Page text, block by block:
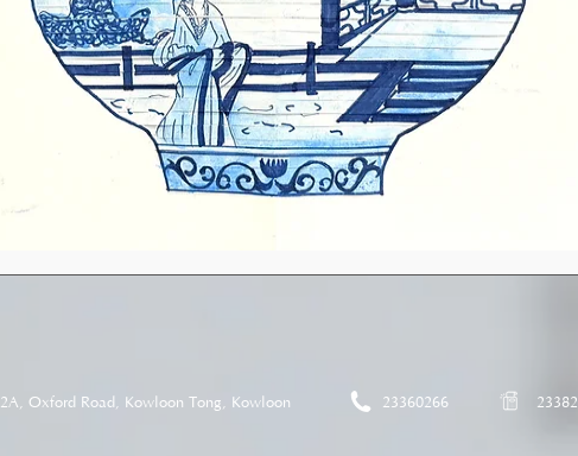
2A, Oxford Road, Kowloon Tong, Kowloon 23360266